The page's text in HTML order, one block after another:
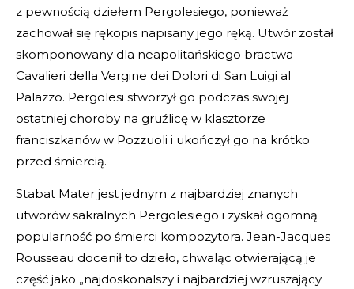
z pewnością dziełem Pergolesiego, ponieważ
zachował się rękopis napisany jego ręką. Utwór został
skomponowany dla neapolitańskiego bractwa
Cavalieri della Vergine dei Dolori di San Luigi al
Palazzo. Pergolesi stworzył go podczas swojej
ostatniej choroby na gruźlicę w klasztorze
franciszkanów w Pozzuoli i ukończył go na krótko
przed śmiercią.
Stabat Mater jest jednym z najbardziej znanych
utworów sakralnych Pergolesiego i zyskał ogomną
popularność po śmierci kompozytora. Jean-Jacques
Rousseau docenił to dzieło, chwaląc otwierającą je
część jako „najdoskonalszy i najbardziej wzruszający